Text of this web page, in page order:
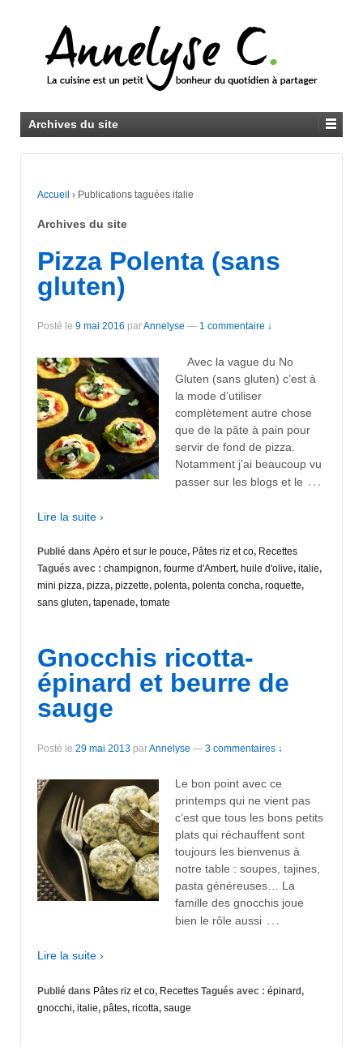
Archives du site
Accueil › Publications taguées italie
Archives du site
Pizza Polenta (sans
gluten)
Posté le 9 mai 2016 parAnnelyse — 1 commentaire ↓
Avec la vague du No
Gluten (sans gluten) c’est à
la mode d’utiliser
complètement autre chose
que de la pâte à pain pour
servir de fond de pizza.
Notamment j’ai beaucoup vu
passer sur les blogs et le …
Lire la suite ›
Publié dans Apéro et sur le pouce, Pâtes riz et co, Recettes
Tagués avec : champignon, fourme d'Ambert, huile d'olive, italie,
mini pizza, pizza, pizzette, polenta, polenta concha, roquette,
sans gluten, tapenade, tomate
Gnocchis ricotta-
épinard et beurre de
sauge
Posté le 29 mai 2013 parAnnelyse — 3 commentaires ↓
Le bon point avec ce
printemps qui ne vient pas
c’est que tous les bons petits
plats qui réchauffent sont
toujours les bienvenus à
notre table : soupes, tajines,
pasta généreuses… La
famille des gnocchis joue
bien le rôle aussi …
Lire la suite ›
Publié dans Pâtes riz et co, Recettes Tagués avec : épinard,
gnocchi, italie, pâtes, ricotta, sauge